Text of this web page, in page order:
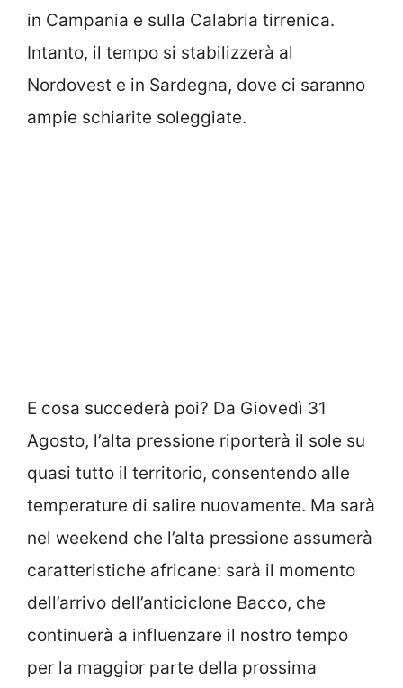
in Campania e sulla Calabria tirrenica.
Intanto, il tempo si stabilizzerà al
Nordovest e in Sardegna, dove ci saranno
ampie schiarite soleggiate.
E cosa succederà poi? Da Giovedì 31
Agosto, l’alta pressione riporterà il sole su
quasi tutto il territorio, consentendo alle
temperature di salire nuovamente. Ma sarà
nel weekend che l’alta pressione assumerà
caratteristiche africane: sarà il momento
dell’arrivo dell’anticiclone Bacco, che
continuerà a influenzare il nostro tempo
per la maggior parte della prossima